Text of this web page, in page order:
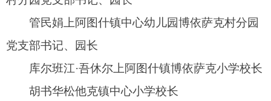
吐尔逊古丽·对先哈拉峻乡哈达塔木小学党建负
责人
严程格达良乡中心小学党支部书记
吴晶格达良乡中心幼儿园党建主任